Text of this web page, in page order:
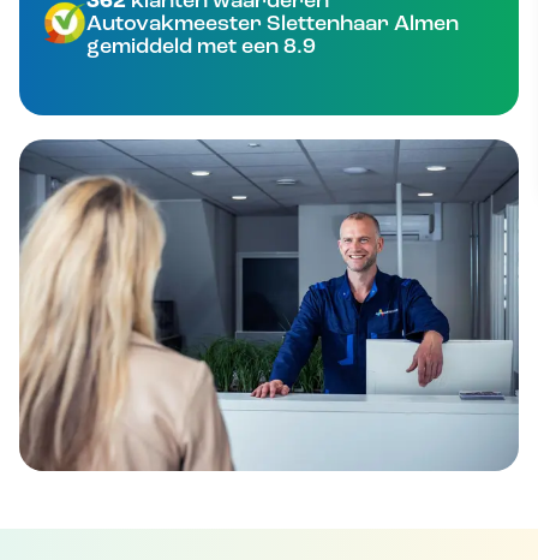
Autovakmeester Slettenhaar Almen
gemiddeld met een 8.9